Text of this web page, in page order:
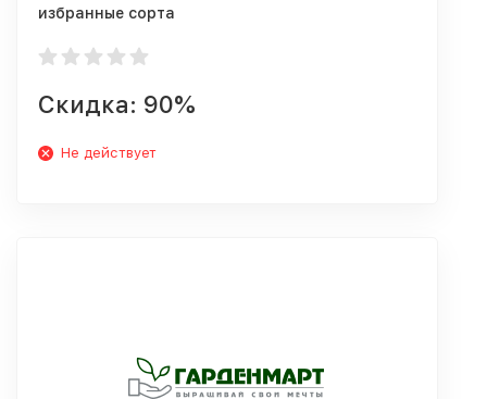
избранные сорта
Скидка: 90%
Не действует